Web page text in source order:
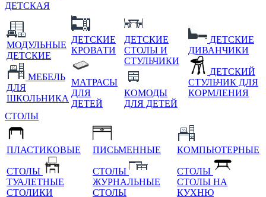
ДЕТСКАЯ
МОДУЛЬНЫЕ
ДЕТСКИЕ
МЕБЕЛЬ
ДЛЯ
ШКОЛЬНИКА
ДЕТСКИЕ
КРОВАТИ
МАТРАСЫ
ДЛЯ
ДЕТЕЙ
ДЕТСКИЕ
СТОЛЫ И
СТУЛЬЧИКИ
КОМОДЫ
ДЛЯ ДЕТЕЙ
ДЕТСКИЕ
ДИВАНЧИКИ
ДЕТСКИЙ
СТУЛЬЧИК ДЛЯ
КОРМЛЕНИЯ
СТОЛЫ
ПЛАСТИКОВЫЕ
СТОЛЫ
ТУАЛЕТНЫЕ
СТОЛИКИ
ПИСЬМЕННЫЕ
СТОЛЫ
ЖУРНАЛЬНЫЕ
СТОЛЫ
КОМПЬЮТЕРНЫЕ
СТОЛЫ
СТОЛЫ НА
КУХНЮ